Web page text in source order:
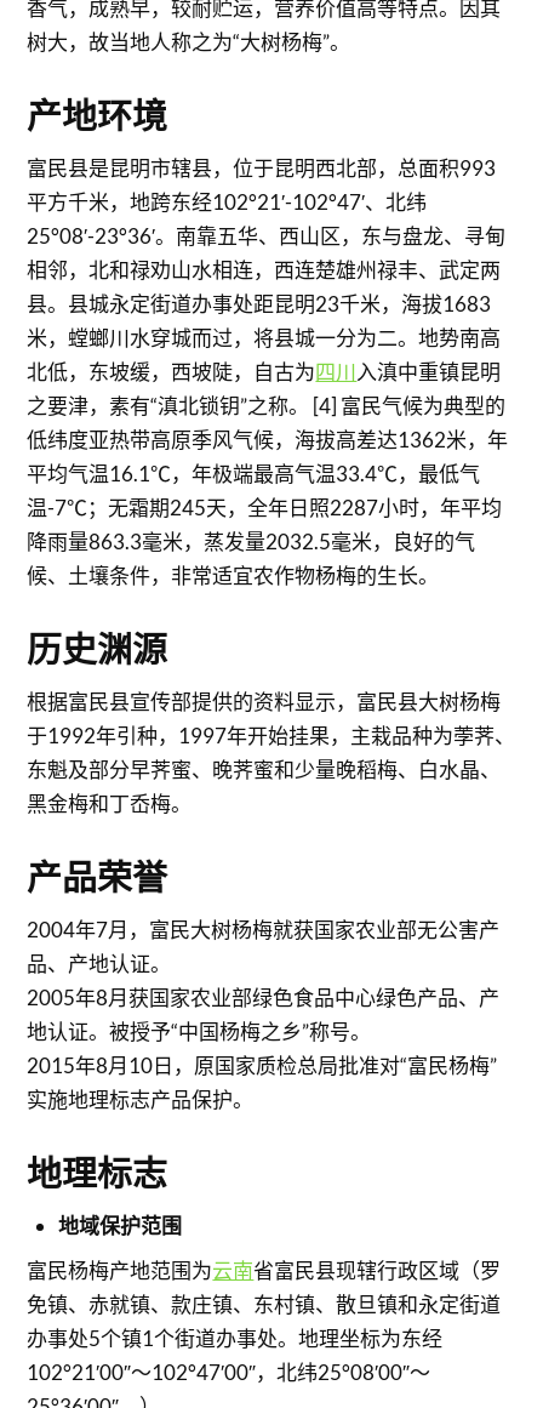
香气，成熟早，较耐贮运，营养价值高等特点。因其
树大，故当地人称之为“大树杨梅”。
产地环境
富民县是昆明市辖县，位于昆明西北部，总面积993
平方千米，地跨东经102°21′-102°47′、北纬
25°08′-23°36′。南靠五华、西山区，东与盘龙、寻甸
相邻，北和禄劝山水相连，西连楚雄州禄丰、武定两
县。县城永定街道办事处距昆明23千米，海拔1683
米，螳螂川水穿城而过，将县城一分为二。地势南高
北低，东坡缓，西坡陡，自古为四川入滇中重镇昆明
之要津，素有“滇北锁钥”之称。 [4] 富民气候为典型的
低纬度亚热带高原季风气候，海拔高差达1362米，年
平均气温16.1℃，年极端最高气温33.4℃，最低气
温-7℃；无霜期245天，全年日照2287小时，年平均
降雨量863.3毫米，蒸发量2032.5毫米，良好的气
候、土壤条件，非常适宜农作物杨梅的生长。
历史渊源
根据富民县宣传部提供的资料显示，富民县大树杨梅
于1992年引种，1997年开始挂果，主栽品种为荸荠、
东魁及部分早荠蜜、晚荠蜜和少量晚稻梅、白水晶、
黑金梅和丁岙梅。
产品荣誉
2004年7月，富民大树杨梅就获国家农业部无公害产
品、产地认证。
2005年8月获国家农业部绿色食品中心绿色产品、产
地认证。被授予“中国杨梅之乡”称号。
2015年8月10日，原国家质检总局批准对“富民杨梅”
实施地理标志产品保护。
地理标志
地域保护范围
富民杨梅产地范围为云南省富民县现辖行政区域（罗
免镇、赤就镇、款庄镇、东村镇、散旦镇和永定街道
办事处5个镇1个街道办事处。地理坐标为东经
102°21′00″～102°47′00″，北纬25°08′00″～